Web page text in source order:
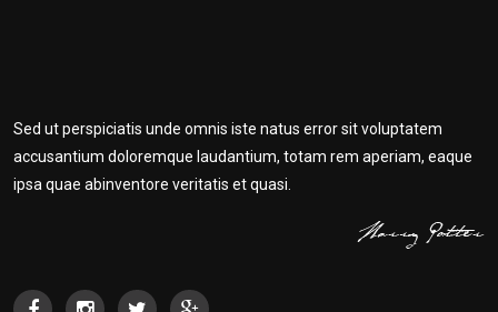
Sed ut perspiciatis unde omnis iste natus error sit voluptatem
accusantium doloremque laudantium, totam rem aperiam, eaque
ipsa quae abinventore veritatis et quasi.